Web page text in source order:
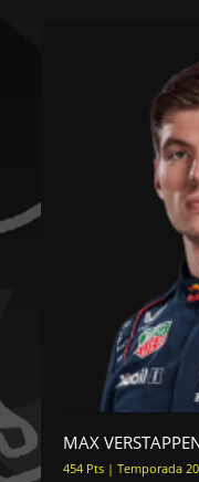
MAX
454 Pts | Temporada